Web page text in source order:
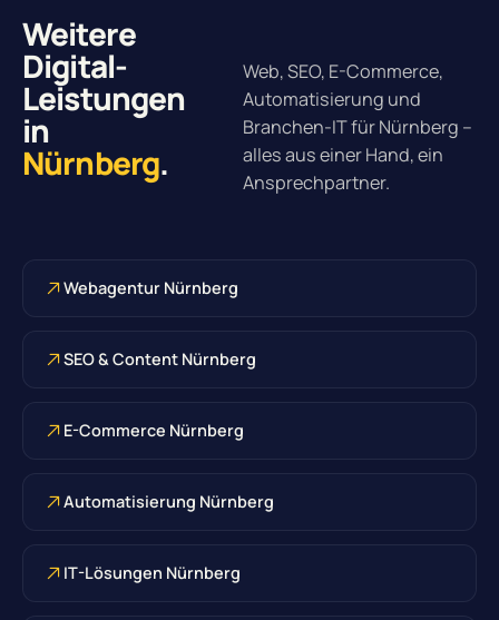
Weitere
Digital-
Leistungen
in
Nürnberg.
Web, SEO, E-Commerce,
Automatisierung und
Branchen-IT für Nürnberg –
alles aus einer Hand, ein
Ansprechpartner.
Webagentur Nürnberg
SEO & Content Nürnberg
E-Commerce Nürnberg
Automatisierung Nürnberg
IT-Lösungen Nürnberg